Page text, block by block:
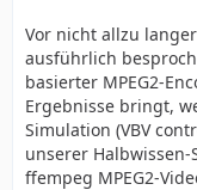
Vor nicht allzu
ausführlich
basierter MPEG2-
Ergebnisse bringt,
Simulation (VBV
unserer
ffempeg MPEG2-